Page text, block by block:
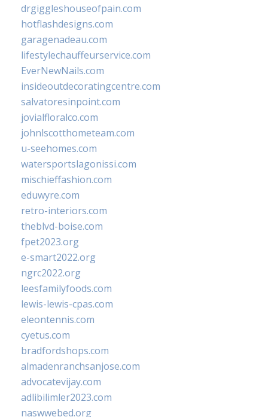
drgiggleshouseofpain.com
hotflashdesigns.com
garagenadeau.com
lifestylechauffeurservice.com
EverNewNails.com
insideoutdecoratingcentre.com
salvatoresinpoint.com
jovialfloralco.com
johnlscotthometeam.com
u-seehomes.com
watersportslagonissi.com
mischieffashion.com
eduwyre.com
retro-interiors.com
theblvd-boise.com
fpet2023.org
e-smart2022.org
ngrc2022.org
leesfamilyfoods.com
lewis-lewis-cpas.com
eleontennis.com
cyetus.com
bradfordshops.com
almadenranchsanjose.com
advocatevijay.com
adlibilimler2023.com
naswwebed.org